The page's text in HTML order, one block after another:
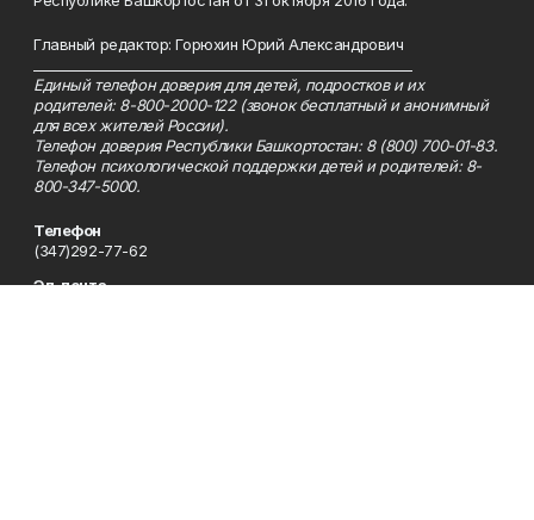
Главный редактор: Горюхин Юрий Александрович
Единый телефон доверия для детей, подростков и их
родителей: 8-800-2000-122 (звонок бесплатный и анонимный
для всех жителей России).
Телефон доверия Республики Башкортостан: 8 (800) 700-01-83.
Телефон психологической поддержки детей и родителей: 8-
800-347-5000.
Телефон
(347)292-77-62
Эл. почта